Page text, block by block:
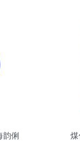
韵俐
煤